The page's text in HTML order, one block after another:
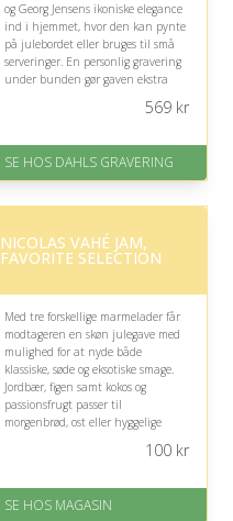
og Georg Jensens ikoniske elegance
ind i hjemmet, hvor den kan pynte
på julebordet eller bruges til små
serveringer. En personlig gravering
under bunden gør gaven ekstra
På lager
Levering: 2-3 dage
Fremragende Trustpilot rating
569kr
SE HOS DAHLS GRAVERING
NICOLAS VAHÉ JAM,
FAVORITE SELECTION
Med tre forskellige marmelader får
modtageren en skøn julegave med
mulighed for at nyde både
klassiske, søde og eksotiske smage.
Jordbær, figen samt kokos og
passionsfrugt passer til
morgenbrød, ost eller hyggelige
bør naturligvis tages i betragtning.
På lager
Levering: 1-3 dage
100kr
SE HOS MAGASIN